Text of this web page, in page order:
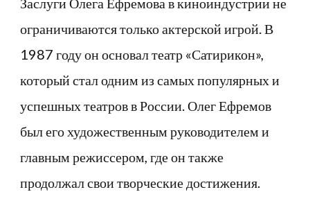
ограничиваются только актерской игрой. В
1987 году он основал театр «Сатирикон»,
который стал одним из самых популярных и
успешных театров в России. Олег Ефремов
был его художественным руководителем и
главным режиссером, где он также
продолжал свои творческие достижения.